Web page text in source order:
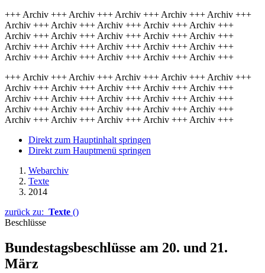
+++ Archiv +++ Archiv +++ Archiv +++ Archiv +++ Archiv +++
Archiv +++ Archiv +++ Archiv +++ Archiv +++ Archiv +++
Archiv +++ Archiv +++ Archiv +++ Archiv +++ Archiv +++
Archiv +++ Archiv +++ Archiv +++ Archiv +++ Archiv +++
Archiv +++ Archiv +++ Archiv +++ Archiv +++ Archiv +++
+++ Archiv +++ Archiv +++ Archiv +++ Archiv +++ Archiv +++
Archiv +++ Archiv +++ Archiv +++ Archiv +++ Archiv +++
Archiv +++ Archiv +++ Archiv +++ Archiv +++ Archiv +++
Archiv +++ Archiv +++ Archiv +++ Archiv +++ Archiv +++
Archiv +++ Archiv +++ Archiv +++ Archiv +++ Archiv +++
Direkt zum Hauptinhalt springen
Direkt zum Hauptmenü springen
Webarchiv
Texte
2014
zurück zu: Texte ()
Beschlüsse
Bundestagsbeschlüsse am 20. und 21.
März